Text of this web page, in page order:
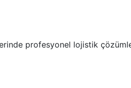
profesyonel lojistik